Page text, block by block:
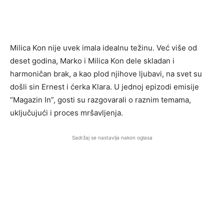
Milica Kon nije uvek imala idealnu težinu. Već više od
deset godina, Marko i Milica Kon dele skladan i
harmoničan brak, a kao plod njihove ljubavi, na svet su
došli sin Ernest i ćerka Klara. U jednoj epizodi emisije
“Magazin In”, gosti su razgovarali o raznim temama,
uključujući i proces mršavljenja.
Sadržaj se nastavlja nakon oglasa